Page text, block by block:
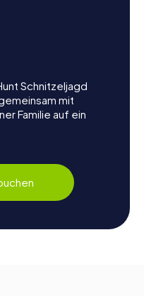
Schnitzeljagd
mit
Familie auf ein